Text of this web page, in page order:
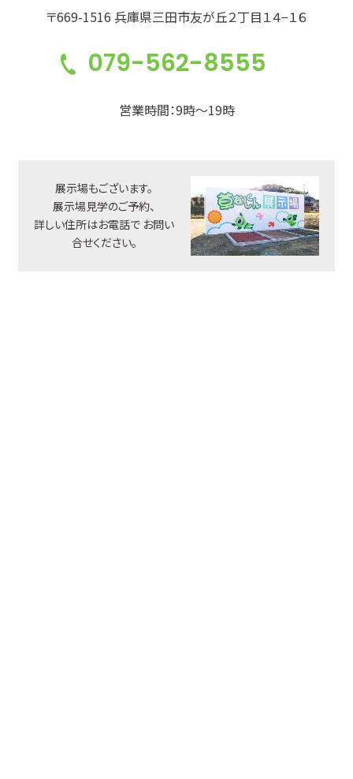
〒669-1516 兵庫県三田市友が丘２丁目１４−１６
079-562-8555
営業時間：9時～19時
展示場もございます。
展示場見学のご予約、
詳しい住所はお電話で お問い
合せください。